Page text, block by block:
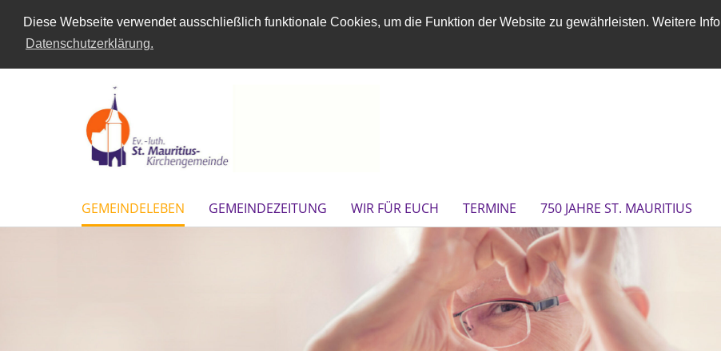
Diese Webseite verwendet ausschließlich funktionale Cookies, um die Funktion der Website zu gewährleisten. Weitere
Datenschutzerklärung.
GEMEINDELEBEN GEMEINDEZEITUNG WIR FÜR EUCH TERMINE 750 JAHRE ST. MAURITIUS